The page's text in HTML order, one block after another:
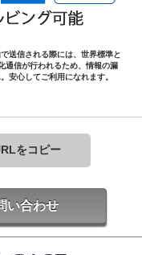
送信される際には、世界標準と
通信が行われるため、情報の漏
安心してご利用になれます。
をコピー
い合わせ